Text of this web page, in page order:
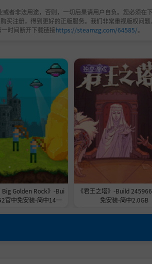
者非法用途，否则，一切后果请用户自负。您必须在
买注册，得到更好的正版服务。我们非常重视版权问
时间断开下载链接https://steamzg.com/64585/。
Big Golden Rock》-Bui
官中免安装-简中148.7
《君王之塔》-Build
免安装-简中2.0GB
独立游戏